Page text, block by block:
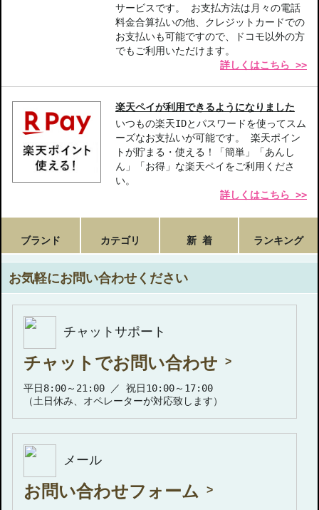
サービスです。 お支払方法は月々の電話
料金合算払いの他、クレジットカードでの
お支払いも可能ですので、ドコモ以外の方
でもご利用いただけます。
詳しくはこちら >>
楽天ペイが利用できるようになりました
いつもの楽天IDとパスワードを使ってスム
ーズなお支払いが可能です。 楽天ポイン
トが貯まる・使える！「簡単」「あんし
ん」「お得」な楽天ペイをご利用くださ
い。
詳しくはこちら >>
ブランド カテゴリ 新 着 ランキング
お気軽にお問い合わせください
チャットサポート
チャットでお問い合わせ
平日8:00～21:00 ／ 祝日10:00～17:00
（土日休み、オペレーターが対応致します）
メール
お問い合わせフォーム